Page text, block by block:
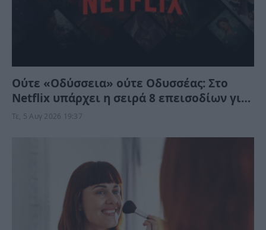
Ούτε «Οδύσσεια» ούτε Οδυσσέας: Στο
Netflix υπάρχει η σειρά 8 επεισοδίων για
να απολαύσετε τον Όμηρο χωρίς να
Τε, 5 Αυγ 2026 19:37